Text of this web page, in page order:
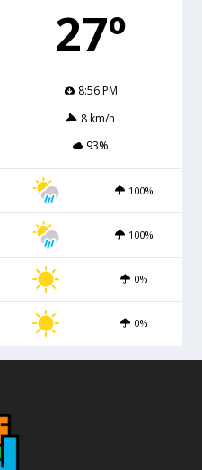
27º
8:56 PM
8 km/h
93%
100%
100%
0%
0%